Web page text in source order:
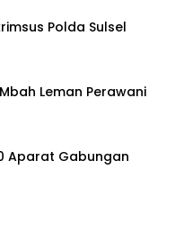
Polda Sulsel
Leman Perawani
Aparat Gabungan